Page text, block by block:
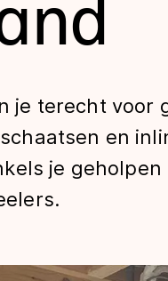
je terecht voor
en
je